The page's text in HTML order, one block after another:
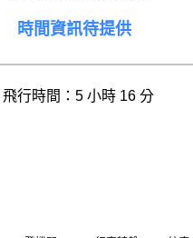
時間資訊待提供
飛行時間：5 小時 16 分